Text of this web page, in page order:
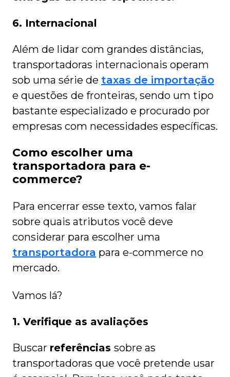
6. Internacional
Além de lidar com grandes distâncias,
transportadoras internacionais operam
sob uma série de taxas de importação
e questões de fronteiras, sendo um tipo
bastante especializado e procurado por
empresas com necessidades específicas.
Como escolher uma
transportadora para e-
commerce?
Para encerrar esse texto, vamos falar
sobre quais atributos você deve
considerar para escolher uma
transportadora para e-commerce no
mercado.
Vamos lá?
1. Verifique as avaliações
Buscar referências sobre as
transportadoras que você pretende usar